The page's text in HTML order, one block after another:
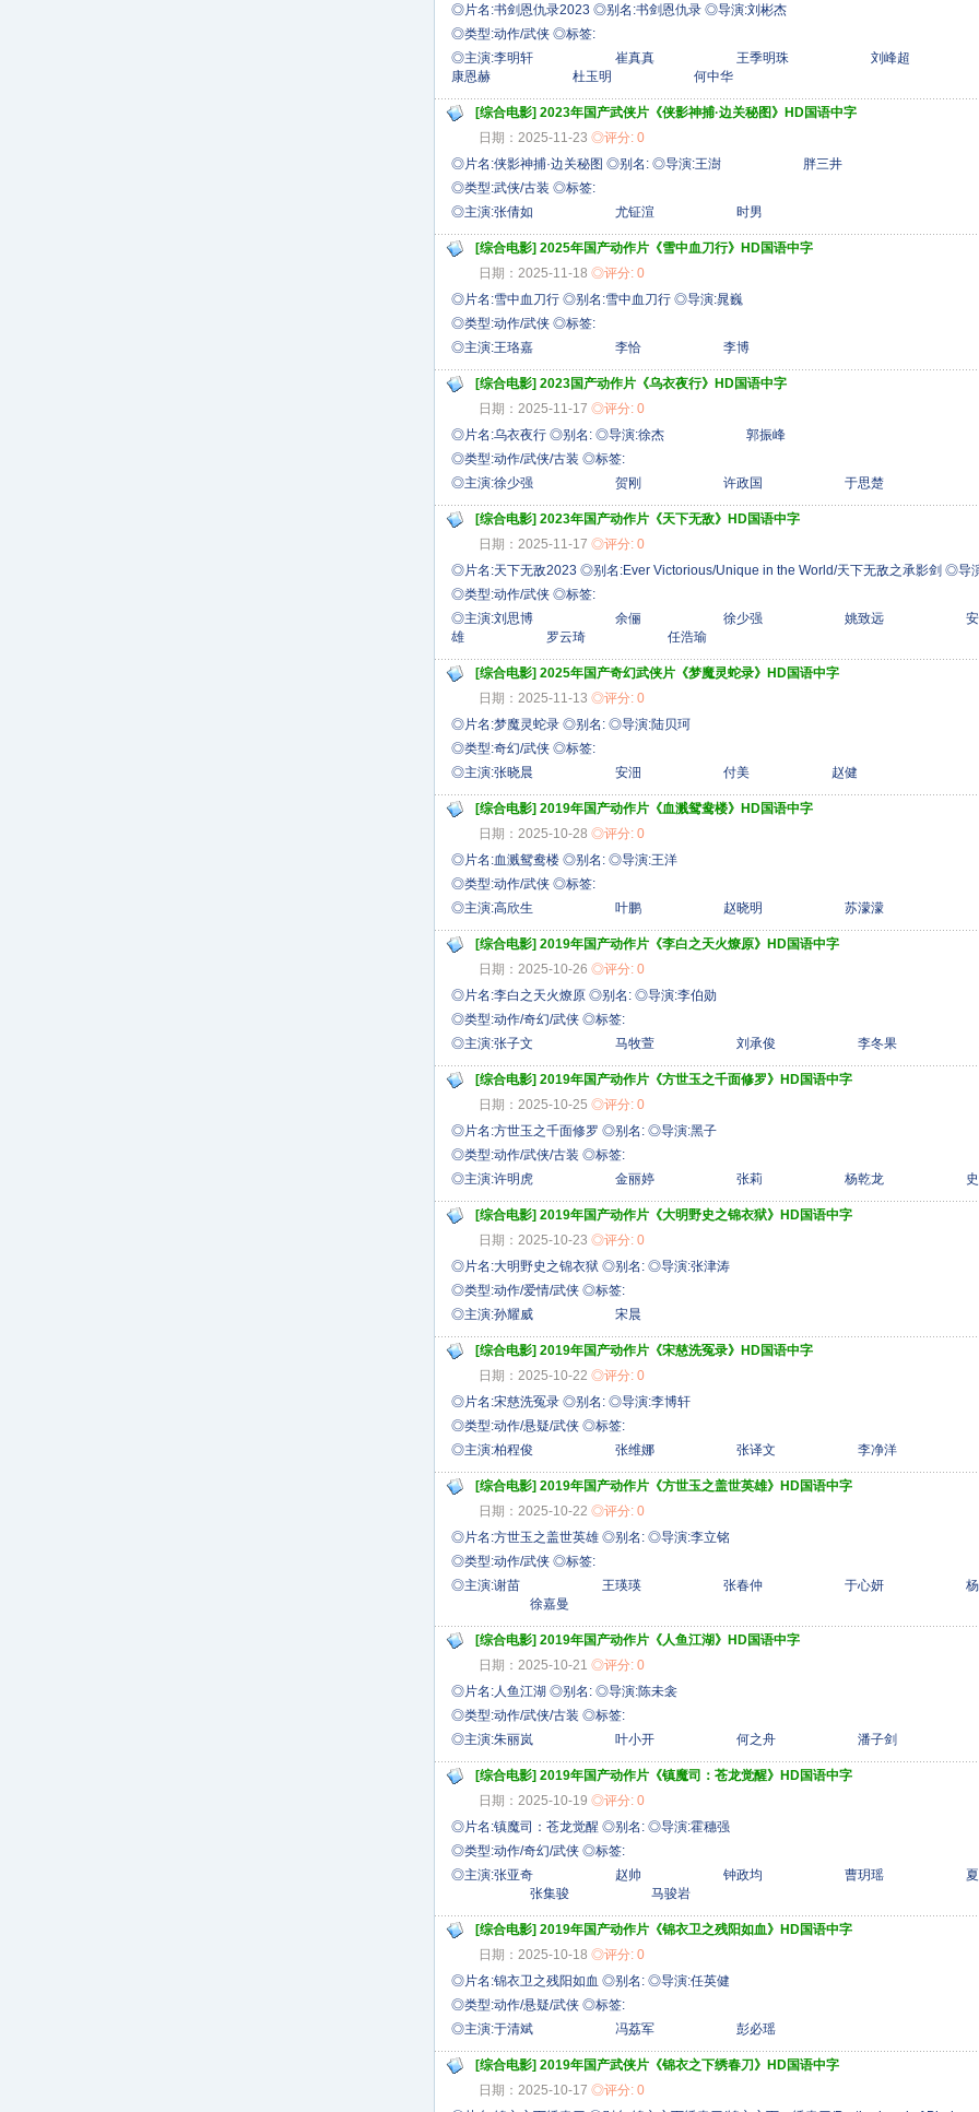
◎片名:书剑恩仇录2023 ◎别名:书剑恩仇录 ◎导演:刘彬杰
◎类型:动作/武侠 ◎标签:
◎主演:李明轩 崔真真 王季明珠 刘
康恩赫 杜玉明 何中华
[综合电影] 2023年国产武侠片《侠影神捕·边关秘图》HD国语中字
日期：2025-11-23 ◎评分: 0
◎片名:侠影神捕·边关秘图 ◎别名: ◎导演:王澍 胖三井
◎类型:武侠/古装 ◎标签:
◎主演:张倩如 尤钲渲 时男
[综合电影] 2025年国产动作片《雪中血刀行》HD国语中字
日期：2025-11-18 ◎评分: 0
◎片名:雪中血刀行 ◎别名:雪中血刀行 ◎导演:晁巍
◎类型:动作/武侠 ◎标签:
◎主演:王珞嘉 李恰 李博
[综合电影] 2023国产动作片《乌衣夜行》HD国语中字
日期：2025-11-17 ◎评分: 0
◎片名:乌衣夜行 ◎别名: ◎导演:徐杰 郭振峰
◎类型:动作/武侠/古装 ◎标签:
◎主演:徐少强 贺刚 许政国 于思楚
[综合电影] 2023年国产动作片《天下无敌》HD国语中字
日期：2025-11-17 ◎评分: 0
◎片名:天下无敌2023 ◎别名:Ever Victorious/Unique in the World/天下无敌之承影剑 ◎导
◎类型:动作/武侠 ◎标签:
◎主演:刘思博 余俪 徐少强 姚致远
雄 罗云琦 任浩瑜
[综合电影] 2025年国产奇幻武侠片《梦魔灵蛇录》HD国语中字
日期：2025-11-13 ◎评分: 0
◎片名:梦魔灵蛇录 ◎别名: ◎导演:陆贝珂
◎类型:奇幻/武侠 ◎标签:
◎主演:张晓晨 安沺 付美 赵健
[综合电影] 2019年国产动作片《血溅鸳鸯楼》HD国语中字
日期：2025-10-28 ◎评分: 0
◎片名:血溅鸳鸯楼 ◎别名: ◎导演:王洋
◎类型:动作/武侠 ◎标签:
◎主演:高欣生 叶鹏 赵晓明 苏濛濛
[综合电影] 2019年国产动作片《李白之天火燎原》HD国语中字
日期：2025-10-26 ◎评分: 0
◎片名:李白之天火燎原 ◎别名: ◎导演:李伯勋
◎类型:动作/奇幻/武侠 ◎标签:
◎主演:张子文 马牧萱 刘承俊 李冬果 权
[综合电影] 2019年国产动作片《方世玉之千面修罗》HD国语中字
日期：2025-10-25 ◎评分: 0
◎片名:方世玉之千面修罗 ◎别名: ◎导演:黑子
◎类型:动作/武侠/古装 ◎标签:
◎主演:许明虎 金丽婷 张莉 杨乾龙 史
[综合电影] 2019年国产动作片《大明野史之锦衣狱》HD国语中字
日期：2025-10-23 ◎评分: 0
◎片名:大明野史之锦衣狱 ◎别名: ◎导演:张津涛
◎类型:动作/爱情/武侠 ◎标签:
◎主演:孙耀威 宋晨
[综合电影] 2019年国产动作片《宋慈洗冤录》HD国语中字
日期：2025-10-22 ◎评分: 0
◎片名:宋慈洗冤录 ◎别名: ◎导演:李博轩
◎类型:动作/悬疑/武侠 ◎标签:
◎主演:柏程俊 张维娜 张译文 李净洋
[综合电影] 2019年国产动作片《方世玉之盖世英雄》HD国语中字
日期：2025-10-22 ◎评分: 0
◎片名:方世玉之盖世英雄 ◎别名: ◎导演:李立铭
◎类型:动作/武侠 ◎标签:
◎主演:谢苗 王瑛瑛 张春仲 于心妍
徐嘉曼
[综合电影] 2019年国产动作片《人鱼江湖》HD国语中字
日期：2025-10-21 ◎评分: 0
◎片名:人鱼江湖 ◎别名: ◎导演:陈未衾
◎类型:动作/武侠/古装 ◎标签:
◎主演:朱丽岚 叶小开 何之舟 潘子剑 青
[综合电影] 2019年国产动作片《镇魔司：苍龙觉醒》HD国语中字
日期：2025-10-19 ◎评分: 0
◎片名:镇魔司：苍龙觉醒 ◎别名: ◎导演:霍穗强
◎类型:动作/奇幻/武侠 ◎标签:
◎主演:张亚奇 赵帅 钟政均 曹玥瑶
张集骏 马骏岩
[综合电影] 2019年国产动作片《锦衣卫之残阳如血》HD国语中字
日期：2025-10-18 ◎评分: 0
◎片名:锦衣卫之残阳如血 ◎别名: ◎导演:任英健
◎类型:动作/悬疑/武侠 ◎标签:
◎主演:于清斌 冯荔军 彭必瑶
[综合电影] 2019年国产武侠片《锦衣之下绣春刀》HD国语中字
日期：2025-10-17 ◎评分: 0